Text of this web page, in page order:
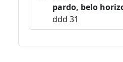
pardo, belo
ddd 31